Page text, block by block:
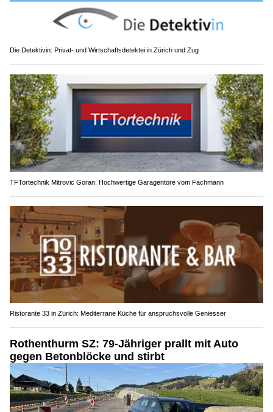
Die Detektivin: Privat- und Wirtschaftsdetektei in Zürich und Zug
TFTortechnik Mitrovic Goran: Hochwertige Garagentore vom Fachmann
Ristorante 33 in Zürich: Mediterrane Küche für anspruchsvolle Geniesser
Rothenthurm SZ: 79-Jähriger prallt mit Auto
gegen Betonblöcke und stirbt